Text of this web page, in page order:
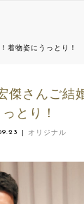
着物姿にうっとり！
傑さんご結
っとり！
オリジナル